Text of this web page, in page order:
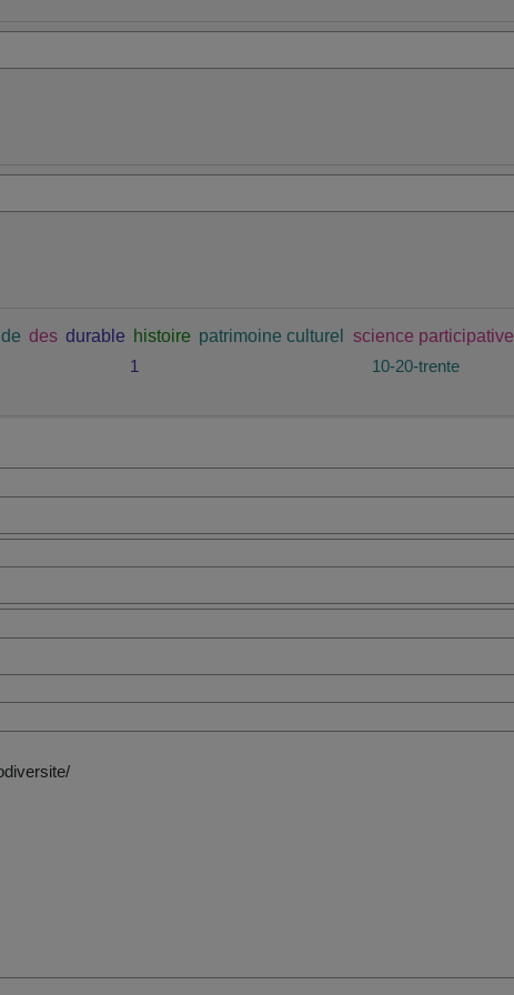
de des durable histoire patrimoine culturel science participative
1 10-20-trente